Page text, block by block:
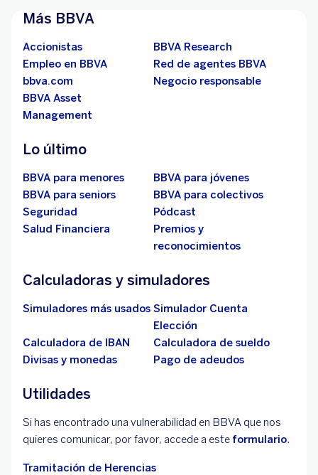
Más BBVA
Accionistas
BBVA Research
Empleo en BBVA
Red de agentes BBVA
bbva.com
Negocio responsable
BBVA Asset
Management
Lo último
BBVA para menores
BBVA para jóvenes
BBVA para seniors
BBVA para colectivos
Seguridad
Pódcast
Salud Financiera
Premios y
reconocimientos
Calculadoras y simuladores
Simuladores más usados Simulador Cuenta
Elección
Calculadora de IBAN
Calculadora de sueldo
Divisas y monedas
Pago de adeudos
Utilidades
Si has encontrado una vulnerabilidad en BBVA que nos
quieres comunicar, por favor, accede a este formulario.
Tramitación de Herencias